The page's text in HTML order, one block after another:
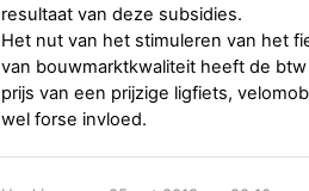
resultaat van deze subsidies.
Het nut van het stimuleren van het
van bouwmarktkwaliteit heeft de
prijs van een prijzige ligfiets,
wel forse invloed.